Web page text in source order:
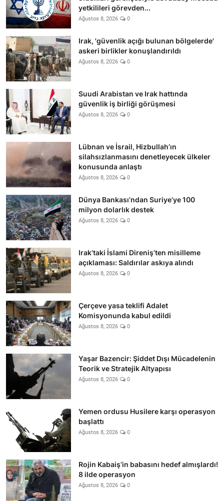
yetkilileri görevden...
Ağustos 8, 2026 0
Irak, 'güvenlik açığı bulunan bölgelerde'
askeri birlikler konuşlandırıldı
Ağustos 8, 2026 0
Suudi Arabistan ve Irak hattında
güvenlik iş birliği görüşmesi
Ağustos 8, 2026 0
Lübnan ve İsrail, Hizbullah’ın
silahsızlanmasını denetleyecek ülkeler
konusunda anlaştı
Ağustos 8, 2026 0
Dünya Bankası’ndan Suriye’ye 100
milyon dolarlık destek
Ağustos 8, 2026 0
Irak’taki İslami Direniş’ten misilleme
açıklaması: Saldırılar askıya alındı
Ağustos 8, 2026 0
Çerçeve yasa teklifi Adalet
Komisyonunda kabul edildi
Ağustos 8, 2026 0
Yaşar Bazencir: Şiddet Dışı Mücadelenin
Teorik ve Stratejik Altyapısı
Ağustos 8, 2026 0
Yemen ordusu Husilere karşı operasyon
başlattı
Ağustos 8, 2026 0
Rojin Kabaiş’in babasını hedef almışlardı!
8 ilde operasyon
Ağustos 8, 2026 0